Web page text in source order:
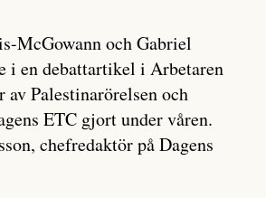
McGowann och Gabriel
i en debattartikel i Arbetaren
av Palestinarörelsen och
ETC gjort under våren.
chefredaktör på Dagens